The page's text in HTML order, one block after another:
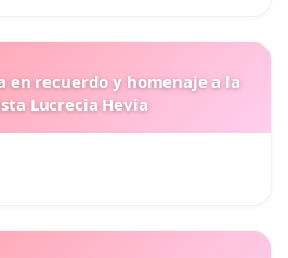
en recuerdo y homenaje a la
Lucrecia Hevia